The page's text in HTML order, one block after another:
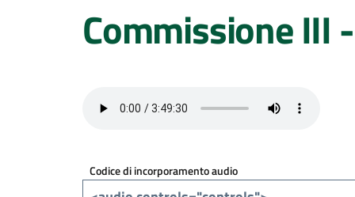
Commissione
Codice di incorporamento audio